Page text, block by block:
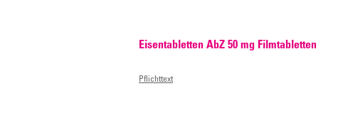
Eisentabletten AbZ 50 mg Filmtabletten
Pflichttext